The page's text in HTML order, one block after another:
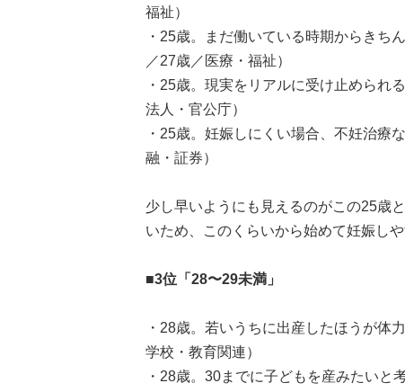
福祉）
・25歳。まだ働いている時期からきち
／27歳／医療・福祉）
・25歳。現実をリアルに受け止められ
法人・官公庁）
・25歳。妊娠しにくい場合、不妊治療
融・証券）
少し早いようにも見えるのがこの25歳
いため、このくらいから始めて妊娠し
■3位「28〜29未満」
・28歳。若いうちに出産したほうが体
学校・教育関連）
・28歳。30までに子どもを産みたいと